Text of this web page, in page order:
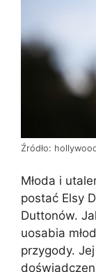
Źródło:
Młoda i
postać Elsy
Duttonów.
uosabia
przygody.